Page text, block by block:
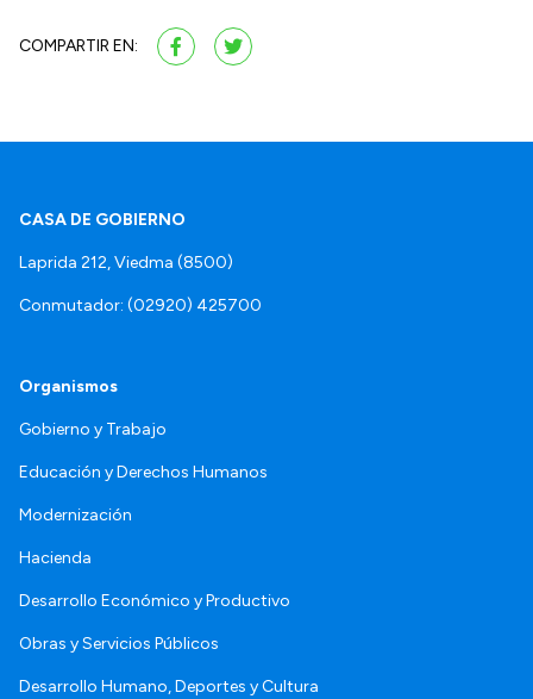
COMPARTIR EN:
CASA DE GOBIERNO
Laprida 212, Viedma (8500)
Conmutador: (02920) 425700
Organismos
Gobierno y Trabajo
Educación y Derechos Humanos
Modernización
Hacienda
Desarrollo Económico y Productivo
Obras y Servicios Públicos
Desarrollo Humano, Deportes y Cultura